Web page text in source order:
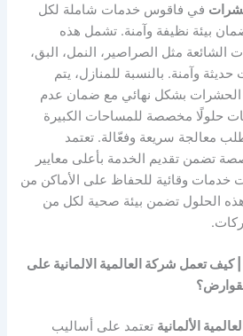
في فاقوس خدمات شاملة لكل
بيئة نظيفة وآمنة. تشمل هذه
مثل الصراصير، النمل، البق،
حديثة وآمنة. بالنسبة للمنازل، يتم
الحشرات بشكل نهائي مع ضمان عدم
حلولًا مخصصة للمساحات الكبيرة
معالجة سريعة وفعّالة. تعتمد
تضمن تقديم الخدمة بأعلى معايير
خدمات وقائية للحفاظ على الأماكن من
الحلول تضمن بيئة صحية لكل من
تعمل شركة العالمية الالمانية على
الألمانية تعتمد على أساليب